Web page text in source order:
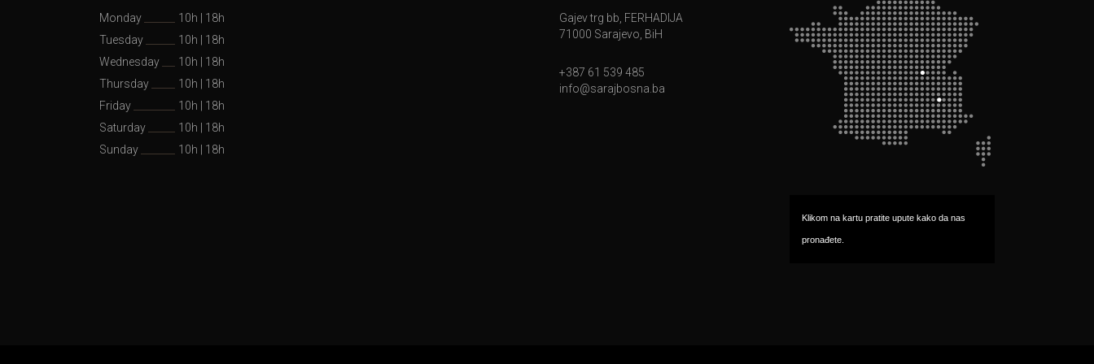
Monday 10h
18h
Tuesday
10h
18h
Wednesday
10h
18h
Thursday
10h
18h
Friday
10h
18h
Saturday
10h
18h
Sunday
10h 18h
Gajev trg bb, FERHADIJA
71000 Sarajevo, BiH
+387 61 539 485
info@sarajbosna.ba
Klikom na kartu pratite upute kako da nas
pronađete.